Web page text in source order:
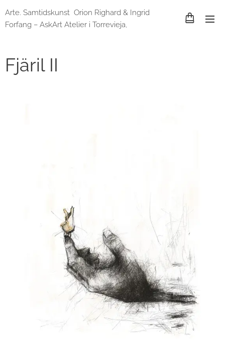
Arte. Samtidskunst Orion Righard & Ingrid
Forfang – AskArt Atelier i Torrevieja,
Fjäril II